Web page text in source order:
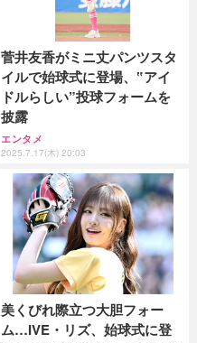
菅井友香がミニ丈パンツスタ
イルで始球式に登場、‟アイ
ドルらしい”投球フォームを
披露
エンタメ
2025.7.17(木) 20:03
美くびれ際立つ大胆フォー
ム…IVE・リズ、始球式に登